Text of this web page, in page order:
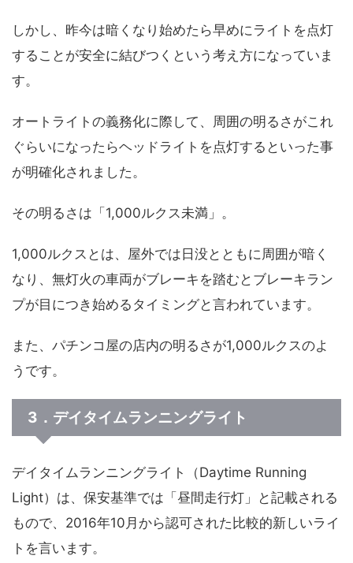
しかし、昨今は暗くなり始めたら早めにライトを点灯
することが安全に結びつくという考え方になっていま
す。
オートライトの義務化に際して、周囲の明るさがこれ
ぐらいになったらヘッドライトを点灯するといった事
が明確化されました。
その明るさは「1,000ルクス未満」。
1,000ルクスとは、屋外では日没とともに周囲が暗く
なり、無灯火の車両がブレーキを踏むとブレーキラン
プが目につき始めるタイミングと言われています。
また、パチンコ屋の店内の明るさが1,000ルクスのよ
うです。
3．デイタイムランニングライト
デイタイムランニングライト（Daytime Running
Light）は、保安基準では「昼間走行灯」と記載される
もので、2016年10月から認可された比較的新しいライ
トを言います。